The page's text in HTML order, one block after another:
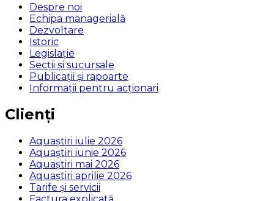
Despre noi
Echipa managerială
Dezvoltare
Istoric
Legislaţie
Secţii şi sucursale
Publicații și rapoarte
Informații pentru acționari
Clienți
Aquaștiri iulie 2026
Aquaștiri iunie 2026
Aquaștiri mai 2026
Aquaștiri aprilie 2026
Tarife și servicii